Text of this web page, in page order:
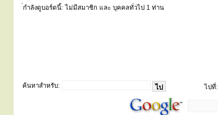
่กำลังดูบอร์ดนี้: ไม่มีสมาชิก และ บุคคลทั่วไป 1 ท่าน
ค้นหาสำหรับ: ไปที่: